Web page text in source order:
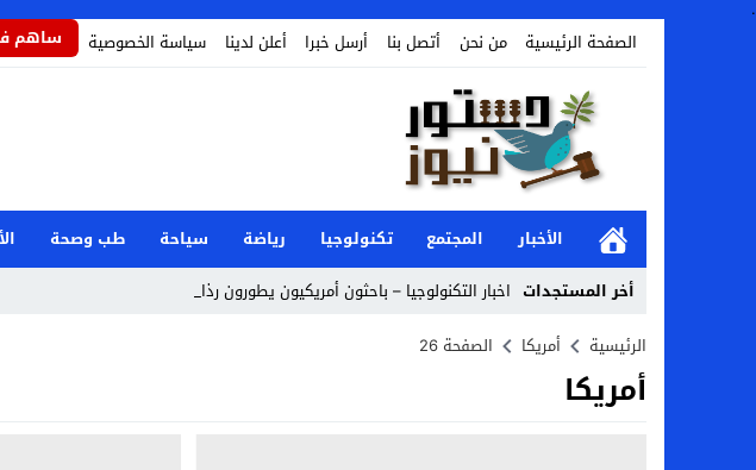
.
الصفحة الرئيسية
من نحن أتصل بنا أرسل خبرا أعلن لدينا سياسة الخصوصية ساهم
الأخبار المجتمع تكنولوجيا رياضة سياحة طب وصحة
أخر المستجدات اخبار التكنولوجيا – باحثون أمريكيون يطورون رذاذاً ي _
Stop
الرئيسية أمريكا الصفحة 26
أمريكا